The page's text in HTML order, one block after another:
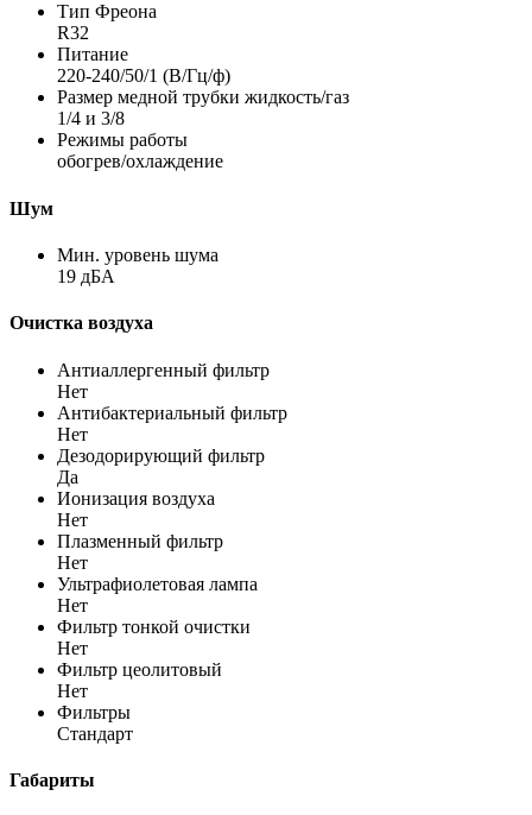
Тип Фреона
R32
Питание
220-240/50/1 (В/Гц/ф)
Размер медной трубки жидкость/газ
1/4 и 3/8
Режимы работы
обогрев/охлаждение
Шум
Мин. уровень шума
19 дБА
Очистка воздуха
Антиаллергенный фильтр
Нет
Антибактериальный фильтр
Нет
Дезодорирующий фильтр
Да
Ионизация воздуха
Нет
Плазменный фильтр
Нет
Ультрафиолетовая лампа
Нет
Фильтр тонкой очистки
Нет
Фильтр цеолитовый
Нет
Фильтры
Стандарт
Габариты